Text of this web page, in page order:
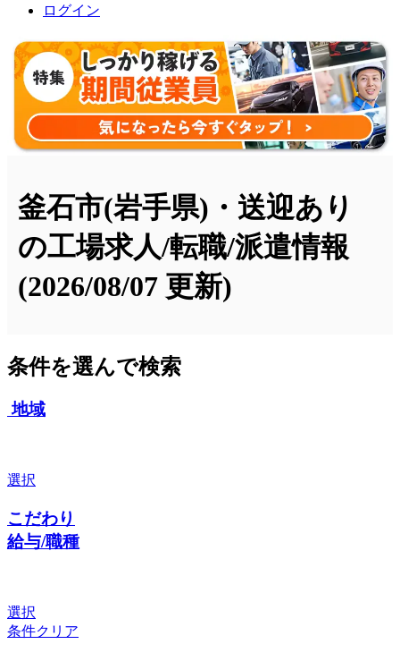
ログイン
釜石市(岩手県)・送迎あり
の工場求人/転職/派遣情報
(2026/08/07 更新)
条件を選んで検索
地域
選択
こだわり
給与/職種
選択
条件クリア